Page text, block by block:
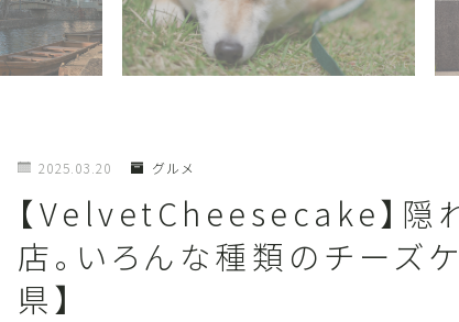
2025.03.20 グルメ
【VelvetCheesecake】隠
店。いろんな種類のチーズ
県】